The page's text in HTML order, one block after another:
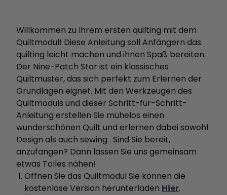
Willkommen zu Ihrem ersten quilting mit dem
Quiltmodul! Diese Anleitung soll Anfängern das
quilting leicht machen und ihnen Spaß bereiten.
Der Nine-Patch Star ist ein klassisches
Quiltmuster, das sich perfekt zum Erlernen der
Grundlagen eignet. Mit den Werkzeugen des
Quiltmoduls und dieser Schritt-für-Schritt-
Anleitung erstellen Sie mühelos einen
wunderschönen Quilt und erlernen dabei sowohl
Design als auch sewing . Sind Sie bereit,
anzufangen? Dann lassen Sie uns gemeinsam
etwas Tolles nähen!
Öffnen Sie das Quiltmodul Sie können die
kostenlose Version herunterladen Hier.